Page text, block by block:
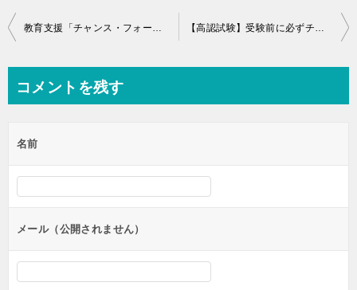
投
ビ
ー
シ
ン
教育支援「チャンス・フォー・チルドレン」のお知らせ 【高認試験】受験前に必ずチェック！数学のマークシートの使い方
コメントを残す
名前
メール（公開されません）